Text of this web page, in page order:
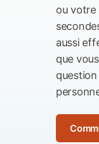
ou votre
aussi
que